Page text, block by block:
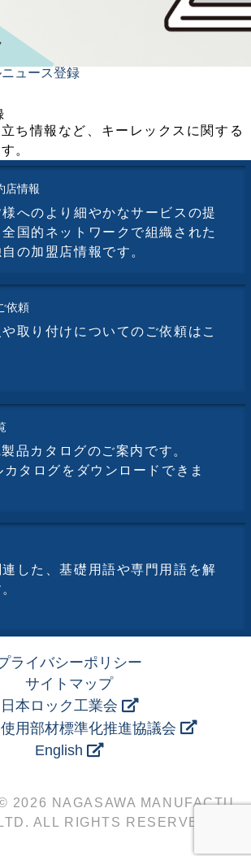
ニュース登録
ち情報など、キーレックスに関する
。
店情報
へのより細やかなサービスの提
国的ネットワークで組織された
の加盟店情報です。
依頼
取り付けについてのご依頼はこ
品カタログのご案内です。
タログをダウンロードできま
した、基礎用語や専門用語を解
ライバシーポリシー
サイトマップ
日本ロック工業会
用部材標準化推進協議会
English
2026 NAGASAWA MANUFACTU
ALL RIGHTS RESERVED.